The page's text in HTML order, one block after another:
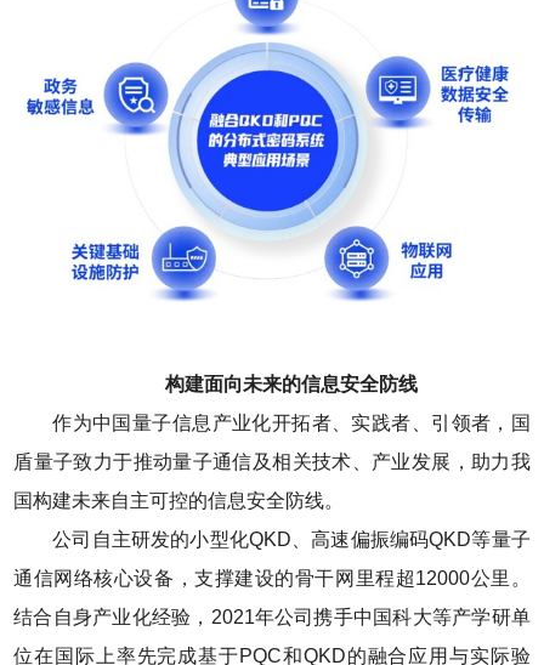
构建面向未来的信息安全防线
作为中国量子信息产业化开拓者、实践者、引领者，国
盾量子致力于推动量子通信及相关技术、产业发展，助力我
国构建未来自主可控的信息安全防线。
公司自主研发的小型化QKD、高速偏振编码QKD等量子
通信网络核心设备，支撑建设的骨干网里程超12000公里。
结合自身产业化经验，2021年公司携手中国科大等产学研单
位在国际上率先完成基于PQC和QKD的融合应用与实际验